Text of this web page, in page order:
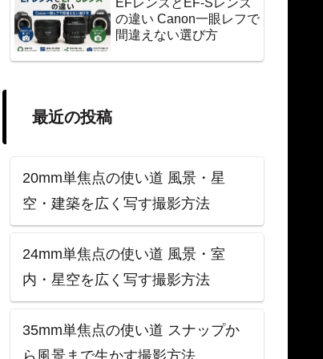
EFレンズとEF-Sレンズ
の違い Canon一眼レフで
間違えない選び方
最近の投稿
20mm単焦点の使い道 風景・星
空・建築を広く写す撮影方法
24mm単焦点の使い道 風景・室
内・星空を広く写す撮影方法
35mm単焦点の使い道 スナップか